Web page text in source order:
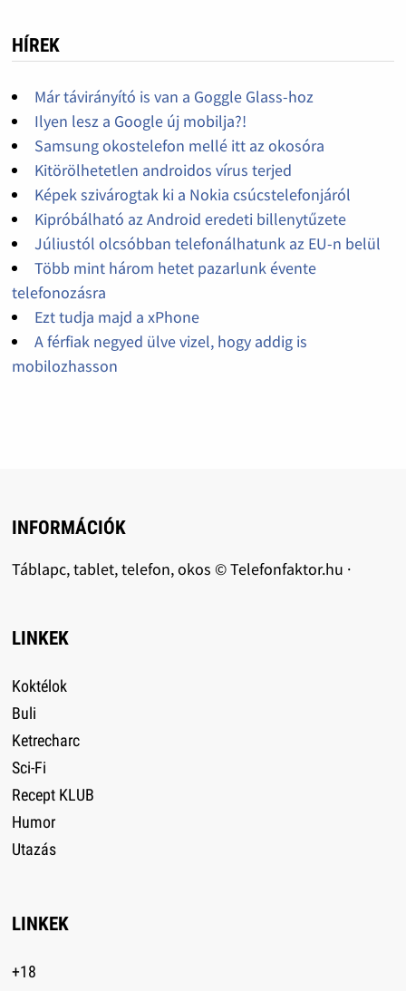
HÍREK
Már távirányító is van a Goggle Glass-hoz
Ilyen lesz a Google új mobilja?!
Samsung okostelefon mellé itt az okosóra
Kitörölhetetlen androidos vírus terjed
Képek szivárogtak ki a Nokia csúcstelefonjáról
Kipróbálható az Android eredeti billenytűzete
Júliustól olcsóbban telefonálhatunk az EU-n belül
Több mint három hetet pazarlunk évente
telefonozásra
Ezt tudja majd a xPhone
A férfiak negyed ülve vizel, hogy addig is
mobilozhasson
INFORMÁCIÓK
Táblapc, tablet, telefon, okos © Telefonfaktor.hu ·
LINKEK
Koktélok
Buli
Ketrecharc
Sci-Fi
Recept KLUB
Humor
Utazás
LINKEK
+18